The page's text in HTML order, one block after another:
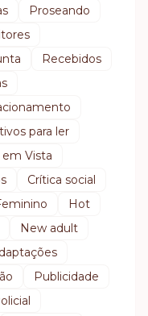
Proseando
Recebidos
para ler
Vista
Crítica social
Hot
New adult
Publicidade